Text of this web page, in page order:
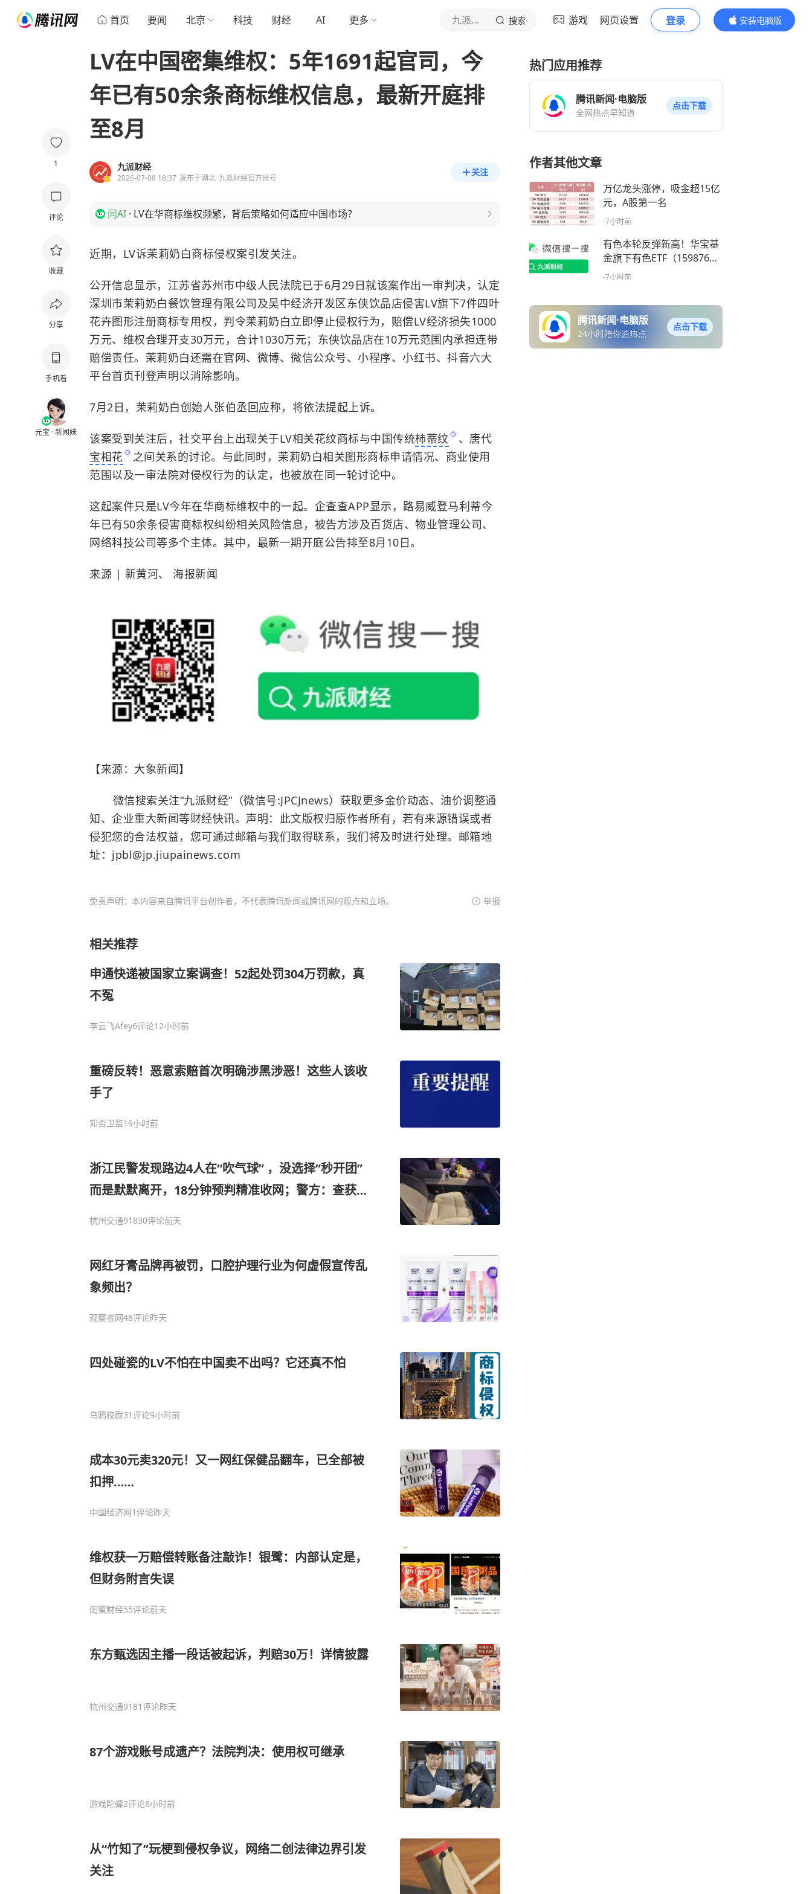
首页 要闻 北京 科技 财经 AI 更多 九派财经 搜索 游戏 网页设置 登录
安装电脑版
内容更精彩
1
评论
收藏
分享
手机看
元宝 · 新闻妹
LV在中国密集维权：5年1691起官司，今
年已有50余条商标维权信息，最新开庭排
至8月
九派财经
2026-07-08 18:37 发布于湖北 九派财经官方账号
关注
问AI · LV在华商标维权频繁，背后策略如何适应中国市场？
近期，LV诉茉莉奶白商标侵权案引发关注。
公开信息显示，江苏省苏州市中级人民法院已于6月29日就该案作出一审判决，认定
深圳市茉莉奶白餐饮管理有限公司及吴中经济开发区东侠饮品店侵害LV旗下7件四叶
花卉图形注册商标专用权，判令茉莉奶白立即停止侵权行为，赔偿LV经济损失1000
万元、维权合理开支30万元，合计1030万元；东侠饮品店在10万元范围内承担连带
赔偿责任。茉莉奶白还需在官网、微博、微信公众号、小程序、小红书、抖音六大
平台首页刊登声明以消除影响。
7月2日，茉莉奶白创始人张伯丞回应称，将依法提起上诉。
该案受到关注后，社交平台上出现关于LV相关花纹商标与中国传统柿蒂纹
、唐代
宝相花
之间关系的讨论。与此同时，茉莉奶白相关图形商标申请情况、商业使用
范围以及一审法院对侵权行为的认定，也被放在同一轮讨论中。
这起案件只是LV今年在华商标维权中的一起。企查查APP显示，路易威登马利蒂今
年已有50余条侵害商标权纠纷相关风险信息，被告方涉及百货店、物业管理公司、
网络科技公司等多个主体。其中，最新一期开庭公告排至8月10日。
来源 | 新黄河、 海报新闻
【来源：大象新闻】
微信搜索关注“九派财经”（微信号:JPCJnews）获取更多金价动态、油价调整通
知、企业重大新闻等财经快讯。声明：此文版权归原作者所有，若有来源错误或者
侵犯您的合法权益，您可通过邮箱与我们取得联系，我们将及时进行处理。邮箱地
址：jpbl@jp.jiupainews.com
免责声明：本内容来自腾讯平台创作者，不代表腾讯新闻或腾讯网的观点和立场。 举报
相关推荐
申通快递被国家立案调查！52起处罚304万罚款，真
不冤
李云飞Afey6评论12小时前
重磅反转！恶意索赔首次明确涉黑涉恶！这些人该收
手了
知否卫监19小时前
浙江民警发现路边4人在“吹气球” ，没选择“秒开团”
而是默默离开，18分钟预判精准收网；警方：查获3
杭州交通91830评论前天
网红牙膏品牌再被罚，口腔护理行业为何虚假宣传乱
象频出？
观察者网48评论昨天
四处碰瓷的LV不怕在中国卖不出吗？它还真不怕
乌鸦校尉31评论9小时前
成本30元卖320元！又一网红保健品翻车，已全部被
扣押……
中国经济网1评论昨天
维权获一万赔偿转账备注敲诈！银鹭：内部认定是，
但财务附言失误
闺蜜财经55评论前天
东方甄选因主播一段话被起诉，判赔30万！详情披露
杭州交通9181评论昨天
87个游戏账号成遗产？法院判决：使用权可继承
游戏陀螺2评论8小时前
从“竹知了”玩梗到侵权争议，网络二创法律边界引发
关注
热门应用推荐
腾讯新闻·电脑版
全网热点早知道
点击下载
作者其他文章
万亿龙头涨停，吸金超15亿
元，A股第一名
-7小时前
有色本轮反弹新高！华宝基
金旗下有色ETF（159876）
大涨2.4%，连续3日吸金合
-7小时前
腾讯新闻·电脑版
24小时陪你追热点
点击下载